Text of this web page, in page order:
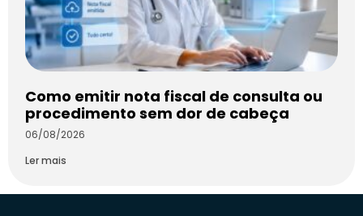
Como emitir nota fiscal de consulta ou
procedimento sem dor de cabeça
06/08/2026
Ler mais